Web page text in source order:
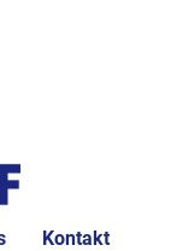
Kontakt